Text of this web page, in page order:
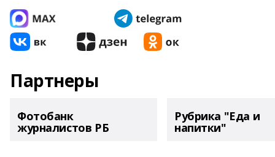
Партнеры
Фотобанк
журналистов РБ
Рубрика "Еда и
напитки"